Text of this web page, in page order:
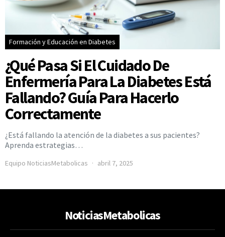
Formación y Educación en Diabetes
¿Qué Pasa Si El Cuidado De
Enfermería Para La Diabetes Está
Fallando? Guía Para Hacerlo
Correctamente
¿Está fallando la atención de la diabetes a sus pacientes?
Aprenda estrategias…
Equipo NoticiasMetabolicas abril 7, 2025
NoticiasMetabolicas